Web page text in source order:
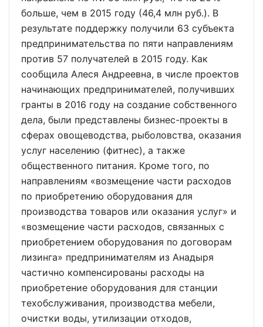
больше, чем в 2015 году (46,4 млн руб.). В
результате поддержку получили 63 субъекта
предпринимательства по пяти направлениям
против 57 получателей в 2015 году. Как
сообщила Алеся Андреевна, в числе проектов
начинающих предпринимателей, получивших
гранты в 2016 году на создание собственного
дела, были представлены бизнес-проекты в
сферах овощеводства, рыболовства, оказания
услуг населению (фитнес), а также
общественного питания. Кроме того, по
направлениям «возмещение части расходов
по приобретению оборудования для
производства товаров или оказания услуг» и
«возмещение части расходов, связанных с
приобретением оборудования по договорам
лизинга» предпринимателям из Анадыря
частично компенсированы расходы на
приобретение оборудования для станции
техобслуживания, производства мебели,
очистки воды, утилизации отходов,